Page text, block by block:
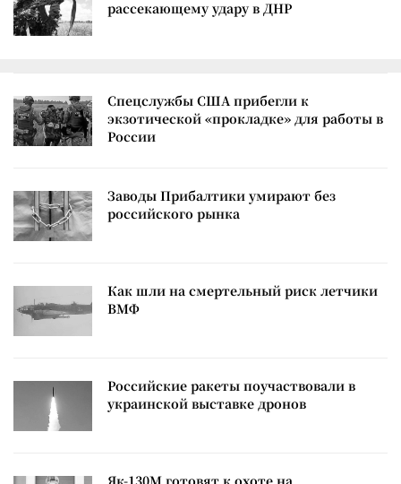
рассекающему удару в ДНР
Спецслужбы США прибегли к
экзотической «прокладке» для работы в
России
Заводы Прибалтики умирают без
российского рынка
Как шли на смертельный риск летчики
ВМФ
Российские ракеты поучаствовали в
украинской выставке дронов